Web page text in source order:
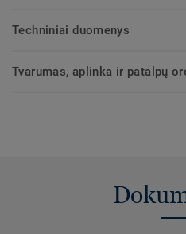
Techniniai duomenys
Tvarumas, aplinka ir patalpų